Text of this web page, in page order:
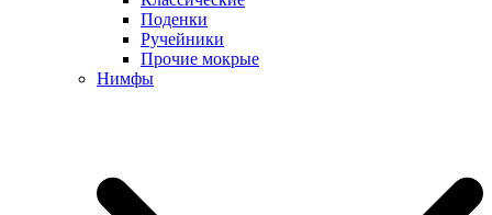
Поденки
Ручейники
Прочие мокрые
Нимфы